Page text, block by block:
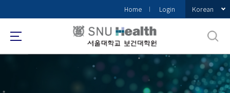
로
메
Home Login Korean